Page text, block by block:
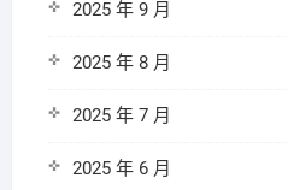
2025 年 9 月
2025 年 8 月
2025 年 7 月
2025 年 6 月